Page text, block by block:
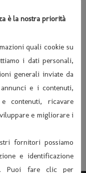
con PER
è FINITA –
con L’ORO DEI
è la nostra priorità
quali cookie su
i dati personali,
generali inviate da
e i contenuti,
contenuti, ricavare
e migliorare i
fornitori possiamo
e identificazione
Puoi fare clic per